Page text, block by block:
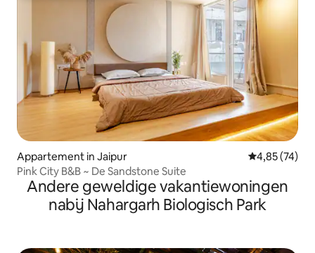
Appartement in Jaipur Gemiddelde
4,85 (74)
Pink City B&B ~ De Sandstone Suite
Andere geweldige vakantiewoningen
nabij Nahargarh Biologisch Park